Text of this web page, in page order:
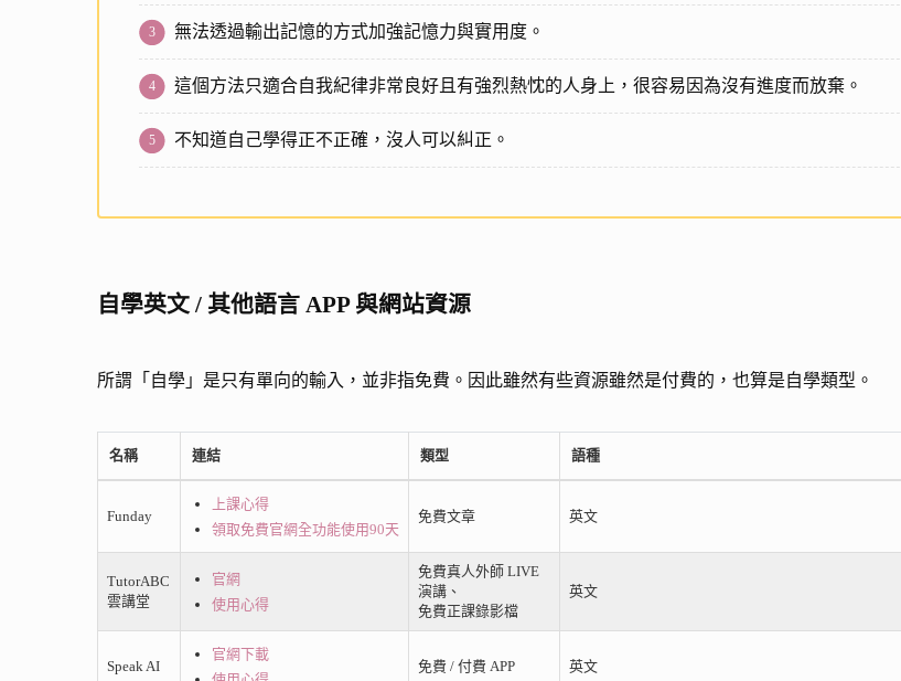
無法透過輸出記憶的方式加強記憶力與實用度。
這個方法只適合自我紀律非常良好且有強烈熱忱的人身上，很容易因為沒有進度而放棄。
不知道自己學得正不正確，沒人可以糾正。
自學英文 / 其他語言 APP 與網站資源
所謂「自學」是只有單向的輸入，並非指免費。因此雖然有些資源雖然是付費的，也算是自學類型。
名稱 連結 類型 語種
Funday
上課心得
領取免費官網全功能使用90天
免費文章 英文
TutorABC
雲講堂
官網
使用心得
免費真人外師 LIVE
演講、
免費正課錄影檔
英文
Speak AI
官網下載
免費 / 付費 APP 英文